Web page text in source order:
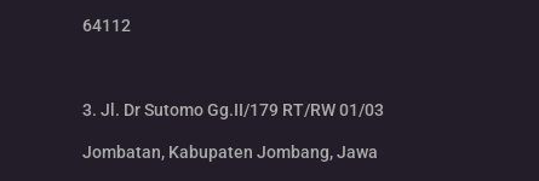
64112
3. Jl. Dr Sutomo Gg.II/179 RT/RW 01/03
Jombatan, Kabupaten Jombang, Jawa